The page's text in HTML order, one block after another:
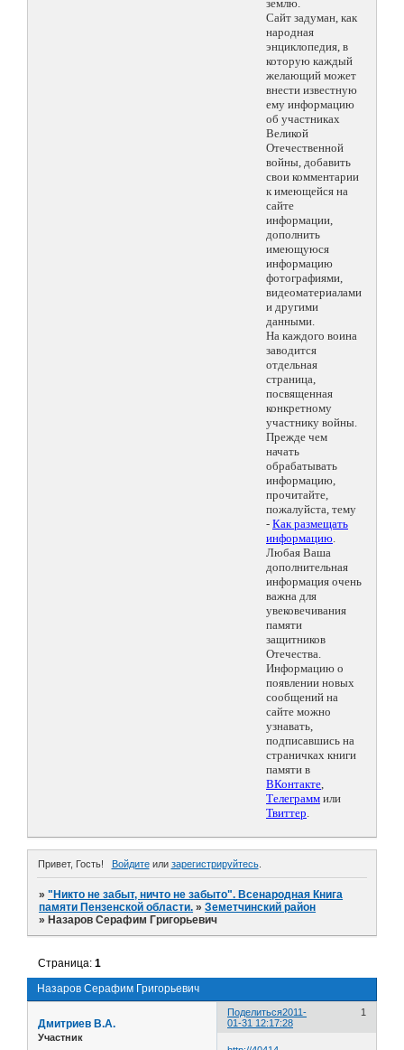
землю.
Сайт задуман, как
народная
энциклопедия, в
которую каждый
желающий может
внести известную
ему информацию
об участниках
Великой
Отечественной
войны, добавить
свои комментарии
к имеющейся на
сайте
информации,
дополнить
имеющуюся
информацию
фотографиями,
видеоматериалами
и другими
данными.
На каждого воина
заводится
отдельная
страница,
посвященная
конкретному
участнику войны.
Прежде чем
начать
обрабатывать
информацию,
прочитайте,
пожалуйста, тему
- Как размещать
информацию.
Любая Ваша
дополнительная
информация очень
важна для
увековечивания
памяти
защитников
Отечества.
Информацию о
появлении новых
сообщений на
сайте можно
узнавать,
подписавшись на
страничках книги
памяти в
ВКонтакте,
Телеграмм или
Твиттер.
Привет, Гость! Войдитеили зарегистрируйтесь.
»"Никто не забыт, ничто не забыто". Всенародная Книга
памяти Пензенской области. »Земетчинский район
» Назаров Серафим Григорьевич
Назаров Серафим Григорьевич
Страница:1
Поделиться 1
2011-
01-31 12:17:28
Дмитриев В.А.
Участник